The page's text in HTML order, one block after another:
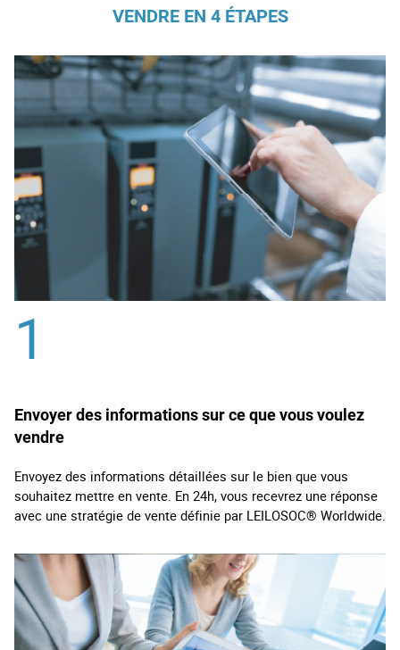
VENDRE EN 4 ÉTAPES
1
Envoyer des informations sur ce que vous voulez
vendre
Envoyez des informations détaillées sur le bien que vous
souhaitez mettre en vente. En 24h, vous recevrez une réponse
avec une stratégie de vente définie par LEILOSOC® Worldwide.